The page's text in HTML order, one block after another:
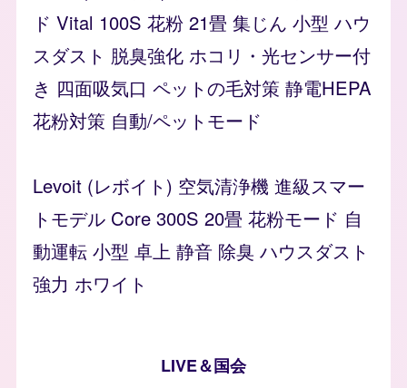
ド Vital 100S 花粉 21畳 集じん 小型 ハウ
スダスト 脱臭強化 ホコリ・光センサー付
き 四面吸気口 ペットの毛対策 静電HEPA
花粉対策 自動/ペットモード
Levoit (レボイト) 空気清浄機 進級スマー
トモデル Core 300S 20畳 花粉モード 自
動運転 小型 卓上 静音 除臭 ハウスダスト
強力 ホワイト
LIVE＆国会